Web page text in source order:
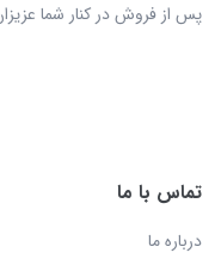
پس از فروش در کنار شما
تماس با ما
درباره ما